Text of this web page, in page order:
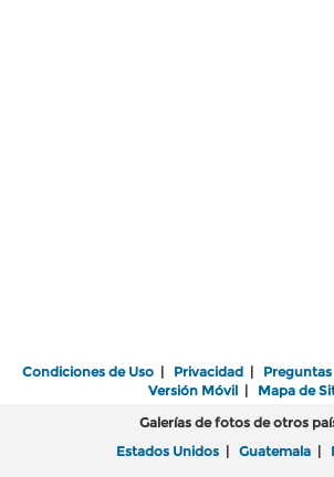
Condiciones de Uso | Privacidad |
Versión Móvil| Mapa de
Galerías de fotos de otros
Estados Unidos | Guatemala |